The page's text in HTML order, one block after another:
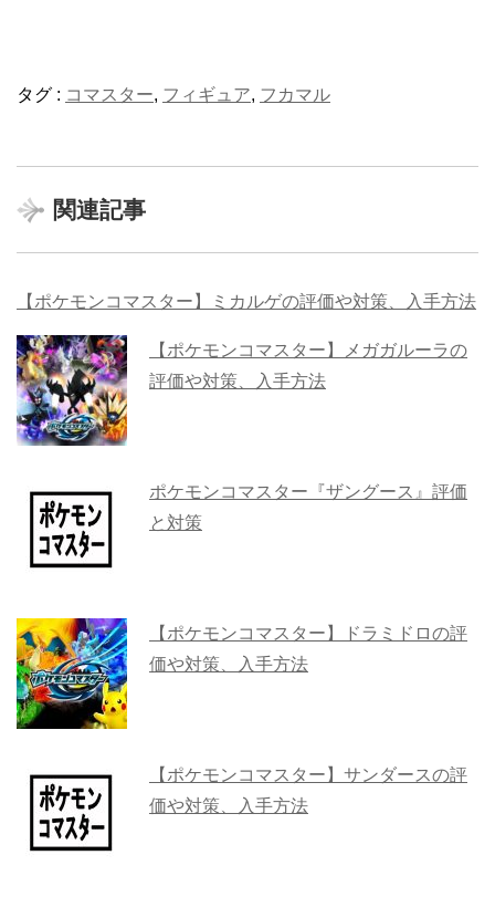
タグ : コマスター, フィギュア, フカマル
関連記事
【ポケモンコマスター】ミカルゲの評価や対策、入手方法
【ポケモンコマスター】メガガルーラの
評価や対策、入手方法
ポケモンコマスター『ザングース』評価
と対策
【ポケモンコマスター】ドラミドロの評
価や対策、入手方法
【ポケモンコマスター】サンダースの評
価や対策、入手方法